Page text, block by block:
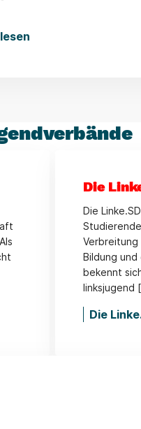
Die
Die
Bildung und
bekennt
linksjugend
Die